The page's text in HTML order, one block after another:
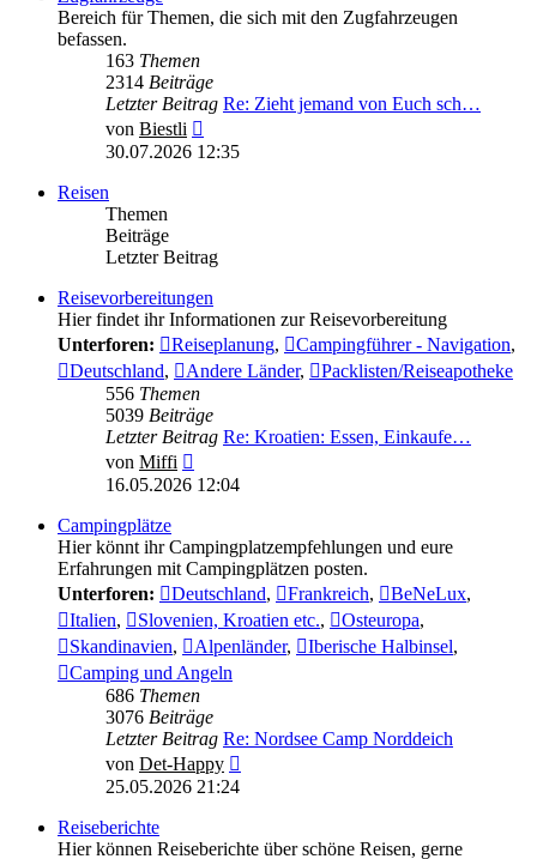
Bereich für Themen, die sich mit den Zugfahrzeugen
befassen.
163 Themen
2314 Beiträge
Letzter Beitrag Re: Zieht jemand von Euch sch…
von Biestli
Beitrag
30.07.2026 12:35
Reisen
Themen
Beiträge
Letzter Beitrag
Reisevorbereitungen
Hier findet ihr Informationen zur Reisevorbereitung
Unterforen:
Reiseplanung, Campingführer - Navigation,
Deutschland, Andere Länder,
Packlisten/Reiseapotheke
556 Themen
5039 Beiträge
Letzter Beitrag Re: Kroatien: Essen, Einkaufe…
von Miffi
Beitrag
16.05.2026 12:04
Campingplätze
Hier könnt ihr Campingplatzempfehlungen und eure
Erfahrungen mit Campingplätzen posten.
Unterforen:
Deutschland, Frankreich, BeNeLux,
Italien, Slovenien, Kroatien etc., Osteuropa,
Skandinavien, Alpenländer, Iberische Halbinsel,
Camping und Angeln
686 Themen
3076 Beiträge
Letzter Beitrag Re: Nordsee Camp Norddeich
von Det-Happy
25.05.2026 21:24
Reiseberichte
Hier können Reiseberichte über schöne Reisen, gerne